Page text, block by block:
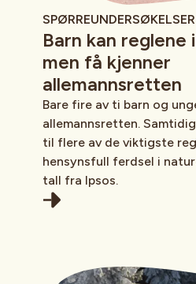
SPØRREUNDERSØKELSER
Barn kan reglene
men få kjenner
allemannsretten
Bare fire av ti barn og
allemannsretten.
til flere av de viktigste
hensynsfull ferdsel i
tall fra Ipsos.